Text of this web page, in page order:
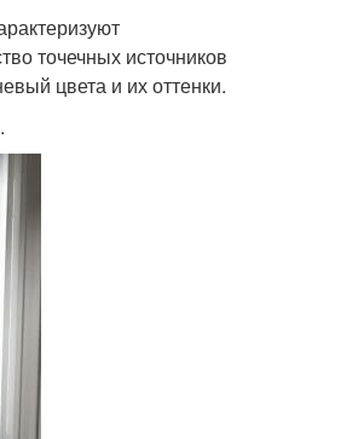
точечных источников
цвета и их оттенки.